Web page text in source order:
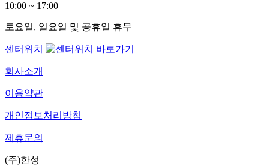
10:00 ~ 17:00
토요일, 일요일 및 공휴일 휴무
센터위치
회사소개
이용약관
개인정보처리방침
제휴문의
(주)한성